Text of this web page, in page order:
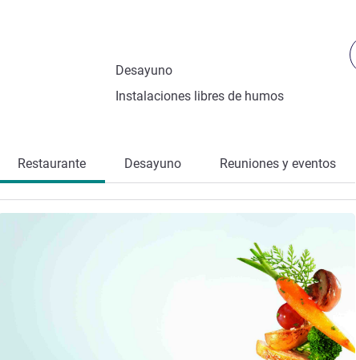
Desayuno
Instalaciones libres de humos
Restaurante Desayuno Reuniones y eventos
información